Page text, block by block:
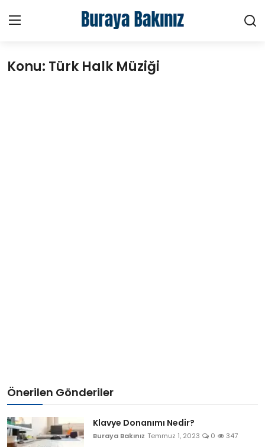
Konu: Türk Halk Müziği
Önerilen Gönderiler
Klavye Donanımı Nedir?
Buraya Bakınız Temmuz 1, 2023 0 347